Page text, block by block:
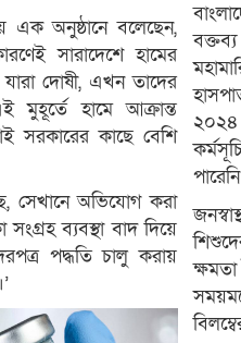
এক অনুষ্ঠানে বলেছেন,
সারাদেশে হামের
যারা দোষী, এখন তাদের
মুহূর্তে হামে আক্রান্ত
সরকারের কাছে বেশি
সেখানে অভিযোগ করা
ব্যবস্থা বাদ দিয়ে
পদ্ধতি চালু করায়